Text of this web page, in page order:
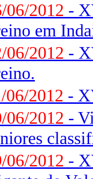
06/2012 -
em
06/2012 -
06/2012 -
06/2012 -
06/2012 -